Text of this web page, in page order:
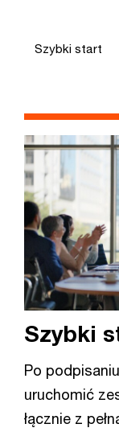
Szybki start
Szybki
Po
uruchomić
łącznie z